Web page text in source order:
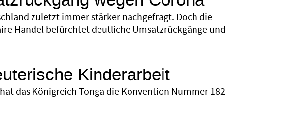
zuletzt immer stärker nachgefragt. Doch die
Handel befürchtet deutliche Umsatzrückgänge und
Kinderarbeit
das Königreich Tonga die Konvention Nummer 182